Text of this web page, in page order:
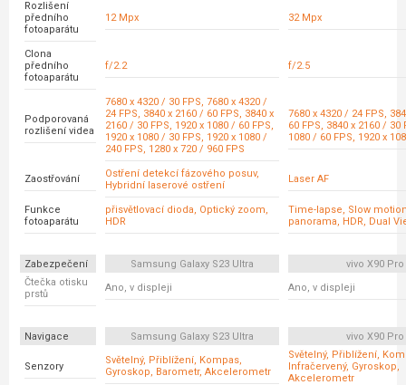
Rozlišení
předního
fotoaparátu
12 Mpx 32 Mpx
Clona
předního
fotoaparátu
f/2.2 f/2.5
Podporovaná
rozlišení videa
7680 x 4320 / 30 FPS, 7680 x 4320 /
24 FPS, 3840 x 2160 / 60 FPS, 3840 x
2160 / 30 FPS, 1920 x 1080 / 60 FPS,
1920 x 1080 / 30 FPS, 1920 x 1080 /
240 FPS, 1280 x 720 / 960 FPS
7680 x 4320 / 24 FPS,
60 FPS, 3840 x 2160 / 30
1080 / 60 FPS, 1920 x
Zaostřování
Ostření detekcí fázového posuv,
Hybridní laserové ostření
Laser AF
Funkce
fotoaparátu
přisvětlovací dioda, Optický zoom,
HDR
Time-lapse, Slow
panorama, HDR, Dual
Zabezpečení Samsung Galaxy S23 Ultra
vivo X90 Pro
Čtečka otisku
prstů
Ano, v displeji Ano, v displeji
Navigace Samsung Galaxy S23 Ultra vivo X90 Pro
Senzory
Světelný, Přiblížení, Kompas,
Gyroskop, Barometr, Akcelerometr
Světelný, Přiblížení,
Infračervený, Gyroskop,
Akcelerometr